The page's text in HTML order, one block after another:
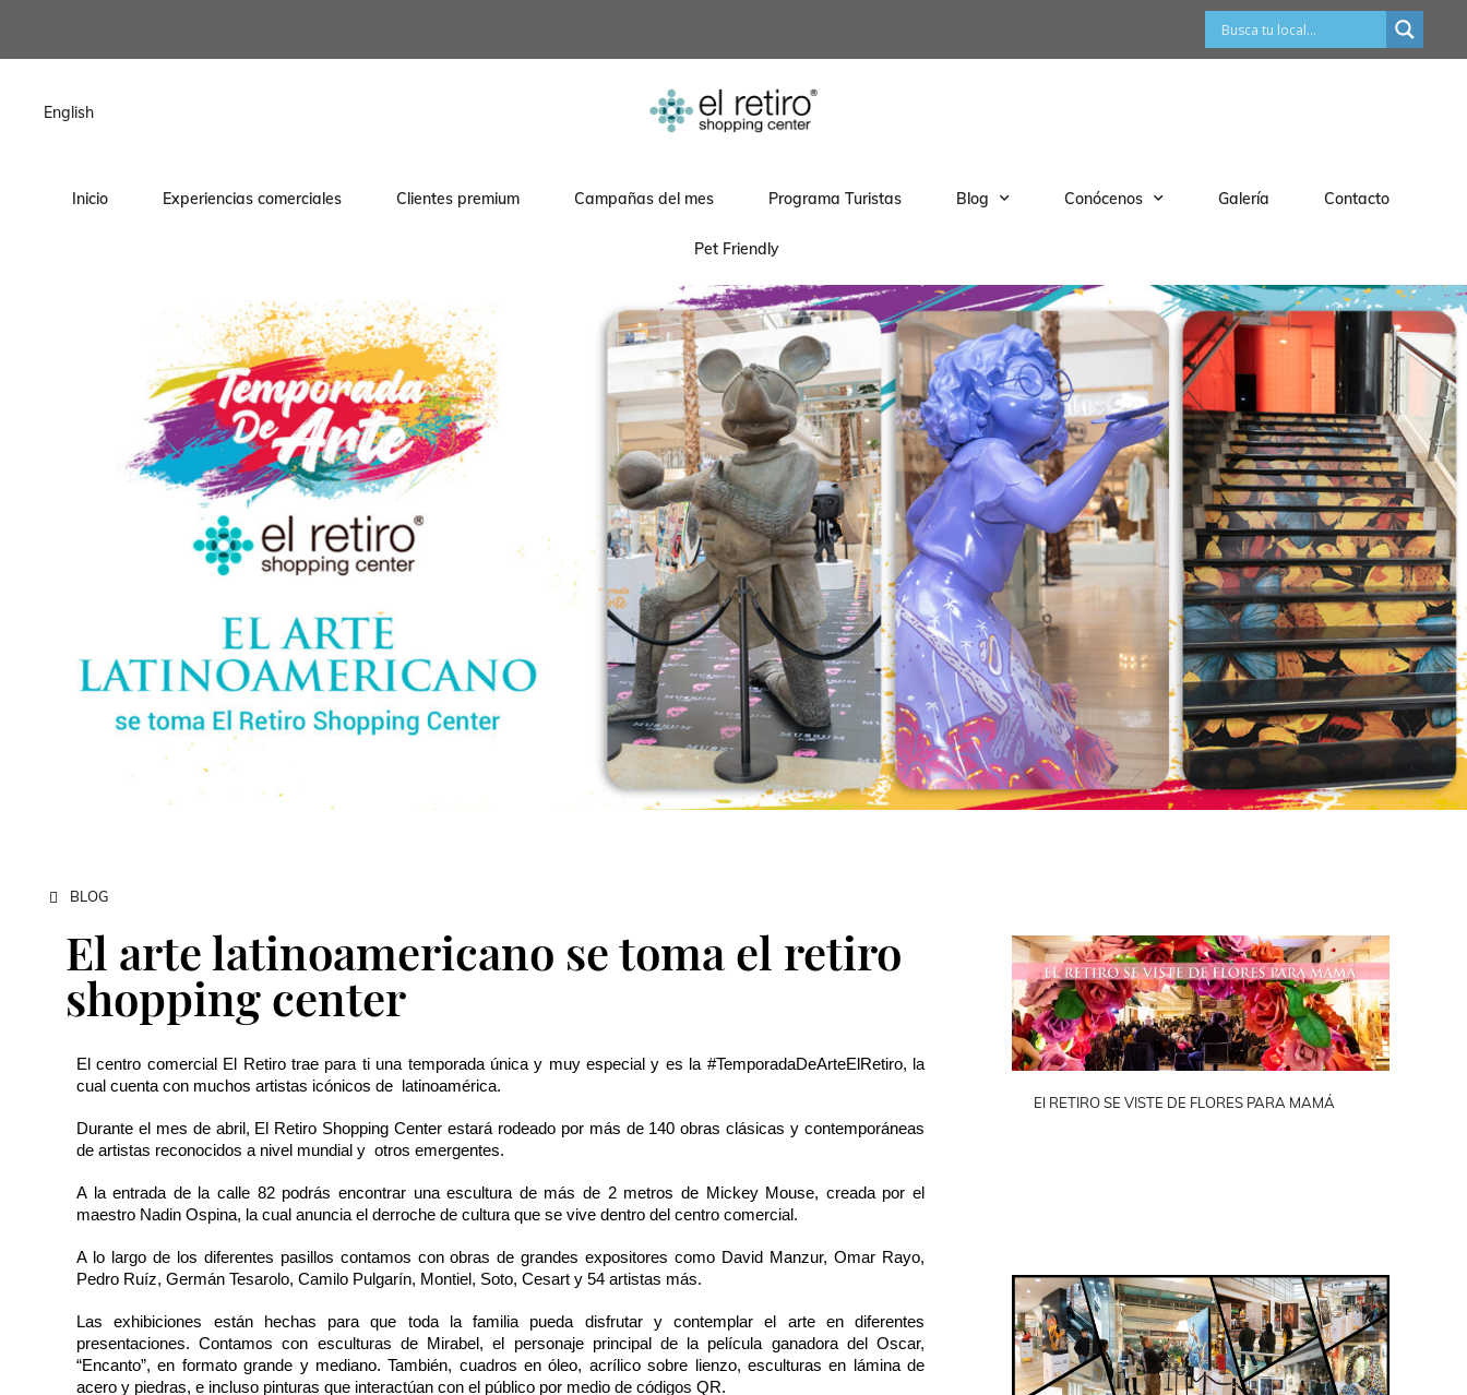
English
Inicio Experiencias comerciales Clientes premium Campañas del mes Programa Turistas Blog Conócenos Galería Contacto
Pet Friendly
BLOG
El arte latinoamericano se toma el retiro
shopping center
El centro comercial El Retiro trae para ti una temporada única y muy especial y es la #TemporadaDeArteElRetiro, la
cual cuenta con muchos artistas icónicos de  latinoamérica.
Durante el mes de abril, El Retiro Shopping Center estará rodeado por más de 140 obras clásicas y contemporáneas
de artistas reconocidos a nivel mundial y  otros emergentes.
A la entrada de la calle 82 podrás encontrar una escultura de más de 2 metros de Mickey Mouse, creada por el
maestro Nadin Ospina, la cual anuncia el derroche de cultura que se vive dentro del centro comercial.
A lo largo de los diferentes pasillos contamos con obras de grandes expositores como David Manzur, Omar Rayo,
Pedro Ruíz, Germán Tesarolo, Camilo Pulgarín, Montiel, Soto, Cesart y 54 artistas más.
Las exhibiciones están hechas para que toda la familia pueda disfrutar y contemplar el arte en diferentes
presentaciones. Contamos con esculturas de Mirabel, el personaje principal de la película ganadora del Oscar,
“Encanto”, en formato grande y mediano. También, cuadros en óleo, acrílico sobre lienzo, esculturas en lámina de
acero y piedras, e incluso pinturas que interactúan con el público por medio de códigos QR.
El RETIRO SE VISTE DE FLORES PARA MAMÁ